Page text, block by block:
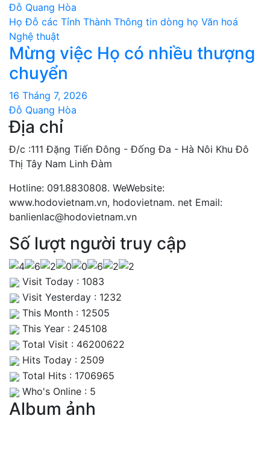
Đỗ Quang Hòa
Họ Đỗ các Tỉnh Thành Thông tin dòng họ Văn hoá
Nghệ thuật
Mừng việc Họ có nhiều thượng
chuyển
16 Tháng 7, 2026
Đỗ Quang Hòa
Địa chỉ
Đ/c :111 Đặng Tiến Đông - Đống Đa - Hà Nôi Khu Đô
Thị Tây Nam Linh Đàm
Hotline: 091.8830808. WeWebsite:
www.hodovietnam.vn, hodovietnam. net Email:
banlienlac@hodovietnam.vn
Số lượt người truy cập
Visit Today : 1083
Visit Yesterday : 1232
This Month : 12505
This Year : 245108
Total Visit : 46200622
Hits Today : 2509
Total Hits : 1706965
Who's Online : 5
Album ảnh